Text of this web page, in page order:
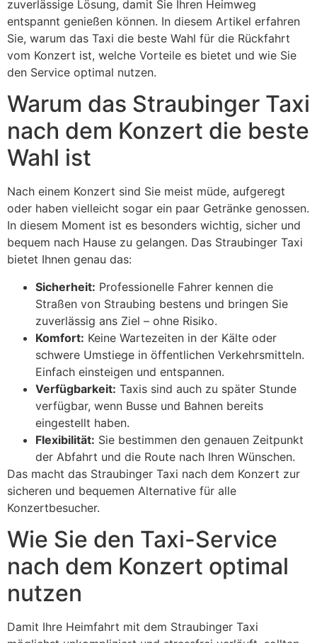
zuverlässige Lösung, damit Sie Ihren Heimweg
entspannt genießen können. In diesem Artikel erfahren
Sie, warum das Taxi die beste Wahl für die Rückfahrt
vom Konzert ist, welche Vorteile es bietet und wie Sie
den Service optimal nutzen.
Warum das Straubinger Taxi
nach dem Konzert die beste
Wahl ist
Nach einem Konzert sind Sie meist müde, aufgeregt
oder haben vielleicht sogar ein paar Getränke genossen.
In diesem Moment ist es besonders wichtig, sicher und
bequem nach Hause zu gelangen. Das Straubinger Taxi
bietet Ihnen genau das:
Sicherheit: Professionelle Fahrer kennen die
Straßen von Straubing bestens und bringen Sie
zuverlässig ans Ziel – ohne Risiko.
Komfort: Keine Wartezeiten in der Kälte oder
schwere Umstiege in öffentlichen Verkehrsmitteln.
Einfach einsteigen und entspannen.
Verfügbarkeit: Taxis sind auch zu später Stunde
verfügbar, wenn Busse und Bahnen bereits
eingestellt haben.
Flexibilität: Sie bestimmen den genauen Zeitpunkt
der Abfahrt und die Route nach Ihren Wünschen.
Das macht das Straubinger Taxi nach dem Konzert zur
sicheren und bequemen Alternative für alle
Konzertbesucher.
Wie Sie den Taxi-Service
nach dem Konzert optimal
nutzen
Damit Ihre Heimfahrt mit dem Straubinger Taxi